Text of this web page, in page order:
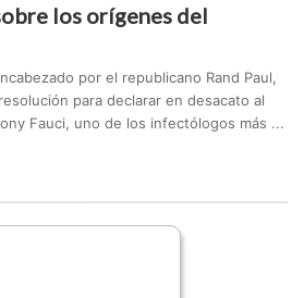
los orígenes del
por el republicano Rand Paul,
para declarar en desacato al
Fauci, uno de los infectólogos más ...